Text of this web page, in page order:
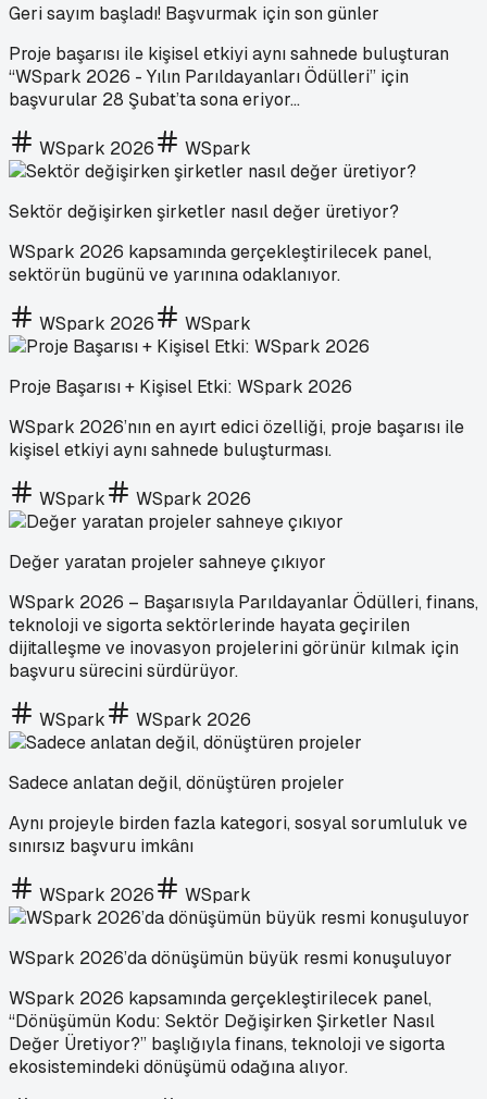
Geri sayım başladı! Başvurmak için son günler
Proje başarısı ile kişisel etkiyi aynı sahnede buluşturan
“WSpark 2026 - Yılın Parıldayanları Ödülleri” için
başvurular 28 Şubat’ta sona eriyor...
WSpark 2026 WSpark
Sektör değişirken şirketler nasıl değer üretiyor?
WSpark 2026 kapsamında gerçekleştirilecek panel,
sektörün bugünü ve yarınına odaklanıyor.
WSpark 2026 WSpark
Proje Başarısı + Kişisel Etki: WSpark 2026
WSpark 2026’nın en ayırt edici özelliği, proje başarısı ile
kişisel etkiyi aynı sahnede buluşturması.
WSpark WSpark 2026
Değer yaratan projeler sahneye çıkıyor
WSpark 2026 – Başarısıyla Parıldayanlar Ödülleri, finans,
teknoloji ve sigorta sektörlerinde hayata geçirilen
dijitalleşme ve inovasyon projelerini görünür kılmak için
başvuru sürecini sürdürüyor.
WSpark WSpark 2026
Sadece anlatan değil, dönüştüren projeler
Aynı projeyle birden fazla kategori, sosyal sorumluluk ve
sınırsız başvuru imkânı
WSpark 2026 WSpark
WSpark 2026’da dönüşümün büyük resmi konuşuluyor
WSpark 2026 kapsamında gerçekleştirilecek panel,
“Dönüşümün Kodu: Sektör Değişirken Şirketler Nasıl
Değer Üretiyor?” başlığıyla finans, teknoloji ve sigorta
ekosistemindeki dönüşümü odağına alıyor.